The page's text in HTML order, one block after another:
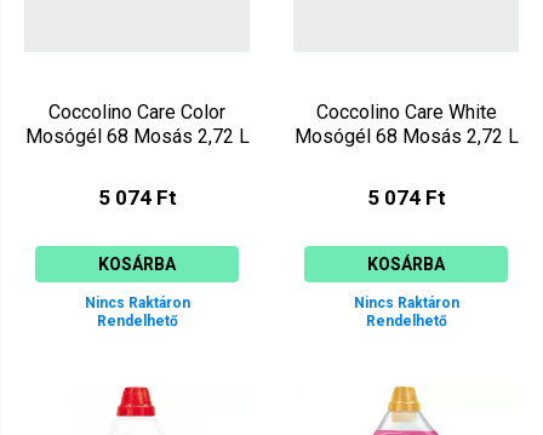
Coccolino Care Color
Mosógél 68 Mosás 2,72 L
5 074 Ft
KOSÁRBA
Nincs Raktáron
Rendelhető
Coccolino Care White
Mosógél 68 Mosás 2,72 L
5 074 Ft
KOSÁRBA
Nincs Raktáron
Rendelhető